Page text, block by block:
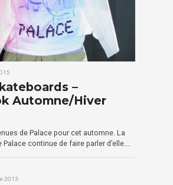
–
Automne/Hiver
de Palace pour cet automne. La
Palace continue de faire parler d’elle….
2013